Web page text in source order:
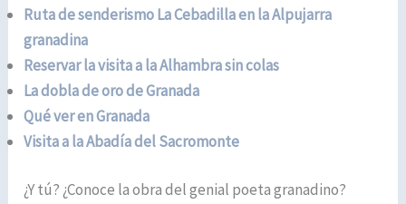
Ruta de senderismo La Cebadilla en la Alpujarra
granadina
Reservar la visita a la Alhambra sin colas
La dobla de oro de Granada
Qué ver en Granada
Visita a la Abadía del Sacromonte
¿Y tú? ¿Conoce la obra del genial poeta granadino?